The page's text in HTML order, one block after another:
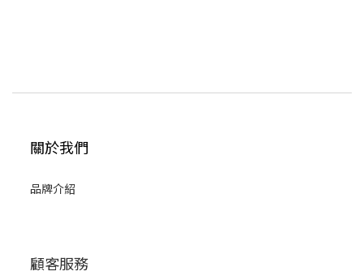
關於我們
品牌介紹
顧客服務